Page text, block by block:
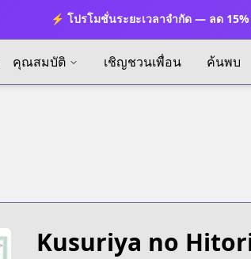
⚡ โปรโมชั่นระยะเวลาจำกัด — ลด 15%
คุณสมบัติ เชิญชวนเพื่อน ค้นพบ
Kusuriya no